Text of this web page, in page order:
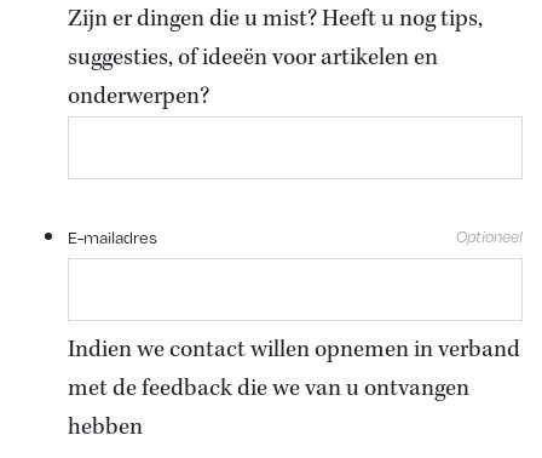
Zijn er dingen die u mist? Heeft u nog tips,
suggesties, of ideeën voor artikelen en
onderwerpen?
E-mailadres
Indien we contact willen opnemen in verband
met de feedback die we van u ontvangen
hebben